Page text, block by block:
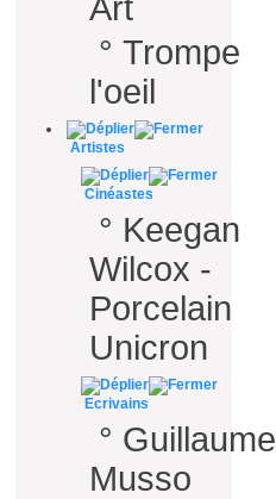
Art
° Trompe
l'oeil
Artistes
Cinéastes
° Keegan
Wilcox -
Porcelain
Unicron
Ecrivains
° Guillaume
Musso